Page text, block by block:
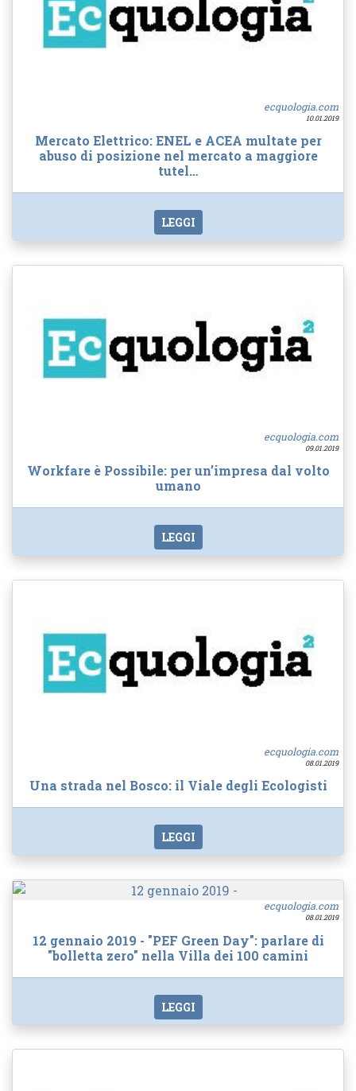
ecquologia.com
10.01.2019
Mercato Elettrico: ENEL e ACEA multate per
abuso di posizione nel mercato a maggiore
tutel…
LEGGI
ecquologia.com
09.01.2019
Workfare è Possibile: per un’impresa dal volto
umano
LEGGI
ecquologia.com
08.01.2019
Una strada nel Bosco: il Viale degli Ecologisti
LEGGI
ecquologia.com
08.01.2019
12 gennaio 2019 - "PEF Green Day": parlare di
"bolletta zero" nella Villa dei 100 camini
LEGGI